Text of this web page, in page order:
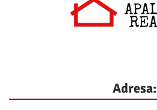
Adresa: